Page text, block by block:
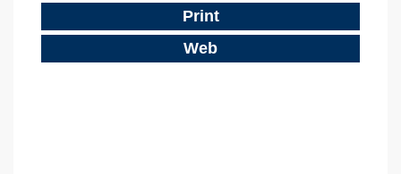
Print
Web